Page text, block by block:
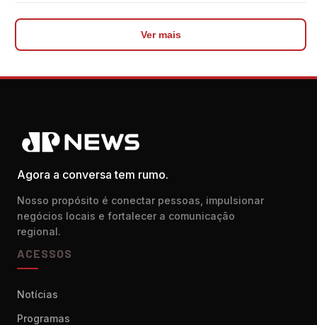
Ver mais
Agora a conversa tem rumo.
Nosso propósito é conectar pessoas, impulsionar
negócios locais e fortalecer a comunicação
regional.
ACESSOS
Notícias
Programas